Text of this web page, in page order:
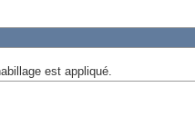
est appliqué.